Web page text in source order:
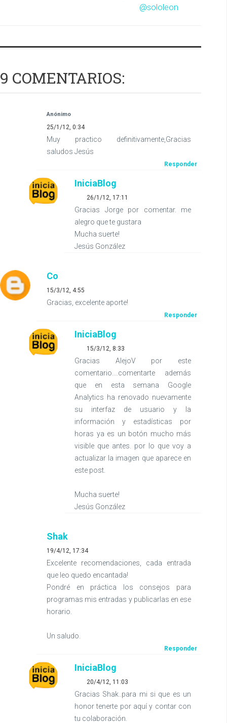
@sololeon
9 COMENTARIOS:
Anónimo
25/1/12, 0:34
Muy practico definitivamente,Gracias
saludos Jesús
Responder
IniciaBlog
26/1/12, 17:11
Gracias Jorge por comentar. me
alegro que te gustara
Mucha suerte!
Jesús González
Co
15/3/12, 4:55
Gracias, excelente aporte!
Responder
IniciaBlog
15/3/12, 8:33
Gracias AlejoV por este
comentario....comentarte además
que en esta semana Google
Analytics ha renovado nuevamente
su interfaz de usuario y la
información y estadísticas por
horas ya es un botón mucho más
visible que antes. por lo que voy a
actualizar la imagen que aparece en
este post.
Mucha suerte!
Jesús González
Shak
19/4/12, 17:34
Excelente recomendaciones, cada entrada
que leo quedo encantada!
Pondré en práctica los consejos para
programas mis entradas y publicarlas en ese
horario.
Un saludo.
Responder
IniciaBlog
20/4/12, 11:03
Gracias Shak..para mi si que es un
honor tenerte por aquí y contar con
tu colaboración.